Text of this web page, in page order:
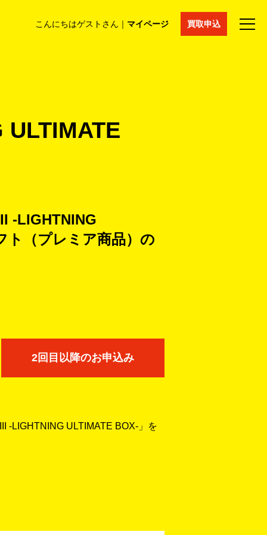
こんにちはゲストさん｜ マイページ 買取申込
コラム マイページ 採用情報 通販サイト
-LIGHTNING
ト（プレミア商品）の
2回目以降のお申込み
-LIGHTNING ULTIMATE BOX-」を